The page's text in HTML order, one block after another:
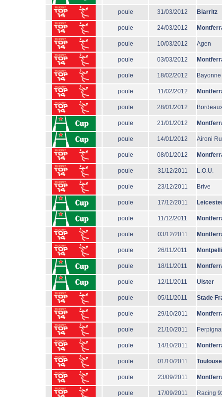
poule 31/03/2012 Biarritz
poule 24/03/2012
poule 10/03/2012 Agen
poule 03/03/2012
poule 18/02/2012 Bayonne
poule 11/02/2012
poule 28/01/2012
poule 21/01/2012
poule 14/01/2012 Aironi
poule 08/01/2012
poule 31/12/2011 L.O.U.
poule 23/12/2011 Brive
poule 17/12/2011
poule 11/12/2011
poule 03/12/2011
poule 26/11/2011
poule 18/11/2011
poule 12/11/2011 Ulster
poule 05/11/2011 Stade
poule 29/10/2011
poule 21/10/2011
poule 14/10/2011
poule 01/10/2011 Toulouse
poule 23/09/2011
poule 17/09/2011 Racing